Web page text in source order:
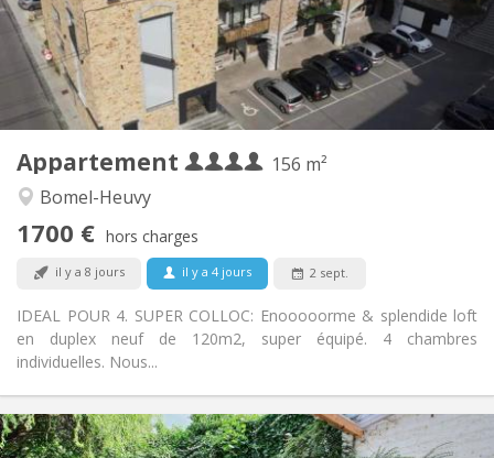
Appartement
156 m²
Bomel-Heuvy
1700 € hors charges
il y a 8 jours il y a 4 jours 2 sept.
IDEAL POUR 4. SUPER COLLOC: Enooooorme & splendide loft
en duplex neuf de 120m2, super équipé. 4 chambres
individuelles. Nous...
Aménagement
Salle de bain:
Commune
Commune
Superficie:
156 m
2
Pièces privées:
4
Communautaire, calme, chaleureuse,
Animaux de compagnie:
Non
Infos Pratiques